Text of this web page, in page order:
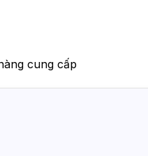
cung cấp